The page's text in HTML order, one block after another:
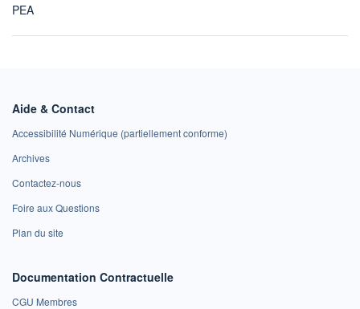
PEA
Aide & Contact
Accessibilité Numérique (partiellement conforme)
Archives
Contactez-nous
Foire aux Questions
Plan du site
Documentation Contractuelle
CGU Membres